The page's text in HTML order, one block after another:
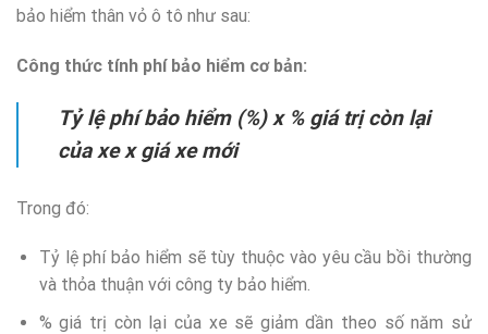
bảo hiểm thân vỏ ô tô như sau:
Công thức tính phí bảo hiểm cơ bản:
Tỷ lệ phí bảo hiểm (%) x % giá trị còn lại
của xe x giá xe mới
Trong đó:
Tỷ lệ phí bảo hiểm sẽ tùy thuộc vào yêu cầu bồi thường
và thỏa thuận với công ty bảo hiểm.
% giá trị còn lại của xe sẽ giảm dần theo số năm sử